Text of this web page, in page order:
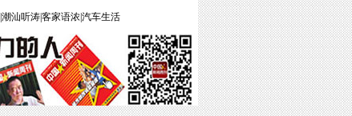
潮汕听涛客家语浓 汽车生活